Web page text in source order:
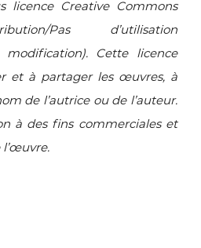
licence Creative Commons
Pas d’utilisation
modification). Cette licence
et à partager les œuvres, à
de l’autrice ou de l’auteur.
à des fins commerciales et